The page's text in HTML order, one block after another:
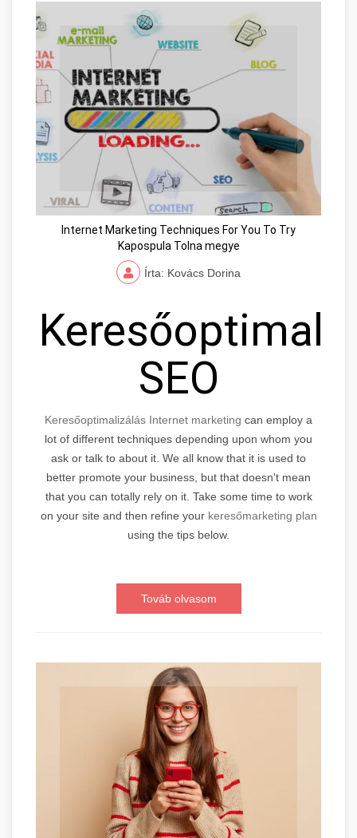
Internet Marketing Techniques For You To Try
Kapospula Tolna megye
Írta: Kovács Dorina
SEO
Keresőoptimalizálás Internet marketing can employ a
lot of different techniques depending upon whom you
ask or talk to about it. We all know that it is used to
better promote your business, but that doesn't mean
that you can totally rely on it. Take some time to work
on your site and then refine your keresőmarketing plan
using the tips below.
Továb olvasom